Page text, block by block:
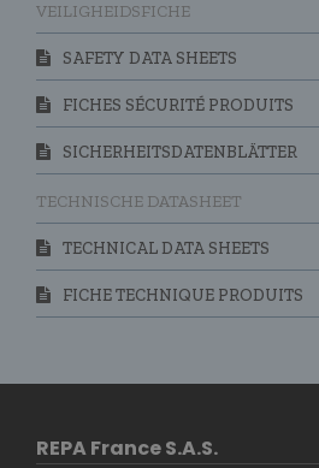
VEILIGHEIDSFICHE
SAFETY DATA SHEETS
FICHES SÉCURITÉ PRODUITS
SICHERHEITSDATENBLÄTTER
TECHNISCHE DATASHEET
TECHNICAL DATA SHEETS
FICHE TECHNIQUE PRODUITS
REPA France S.A.S.